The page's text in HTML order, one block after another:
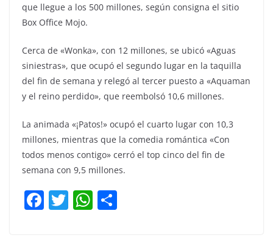
que llegue a los 500 millones, según consigna el sitio
Box Office Mojo.
Cerca de «Wonka», con 12 millones, se ubicó «Aguas
siniestras», que ocupó el segundo lugar en la taquilla
del fin de semana y relegó al tercer puesto a «Aquaman
y el reino perdido», que reembolsó 10,6 millones.
La animada «¡Patos!» ocupó el cuarto lugar con 10,3
millones, mientras que la comedia romántica «Con
todos menos contigo» cerró el top cinco del fin de
semana con 9,5 millones.
F T W